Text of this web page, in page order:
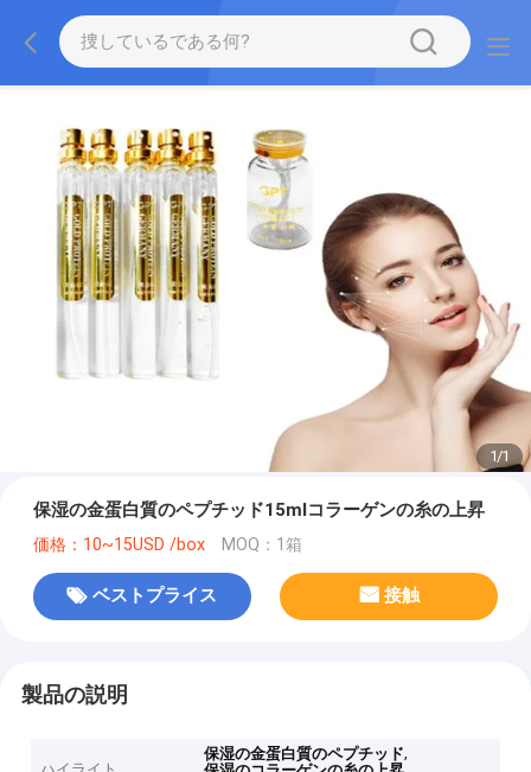
1/1
保湿の金蛋白質のペプチッド15mlコラーゲンの糸の上昇
価格：10~15USD /box MOQ：1箱
ベストプライス 接触
製品の説明
保湿の金蛋白質のペプチッド,